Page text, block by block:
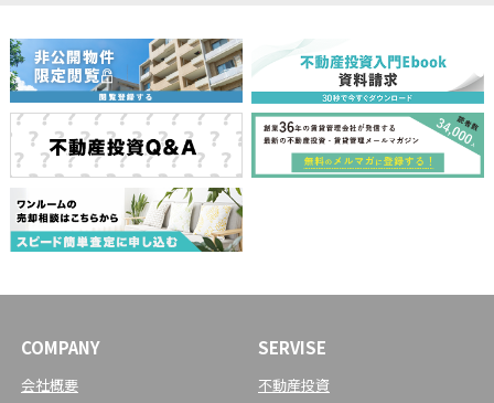
COMPANY
会社概要
SERVISE
不動産投資